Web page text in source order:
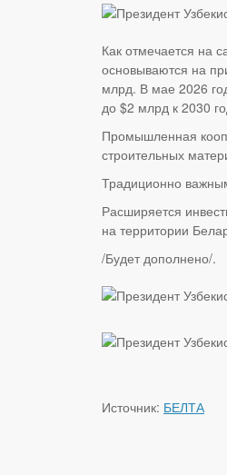
Как отмечается на
основываются на
млрд. В мае 2026
до $2 млрд к 2030
Промышленная
строительных
Традиционно
Расширяется
на территории
/Будет дополнено/.
Источник: БЕЛТА